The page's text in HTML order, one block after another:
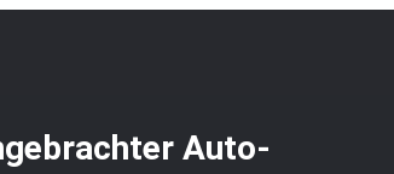
Auto-